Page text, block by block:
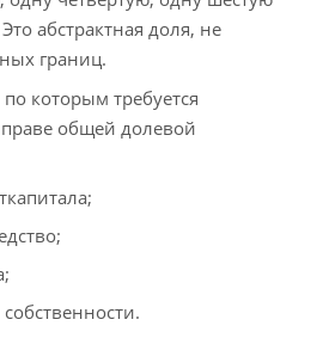
абстрактная доля, не
границ.
которым требуется
общей долевой